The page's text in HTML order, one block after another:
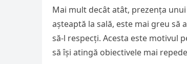
Mai mult decât atât, prezența
așteaptă la sală, este mai greu să
să-l respecți. Acesta este motivul
să își atingă obiectivele mai